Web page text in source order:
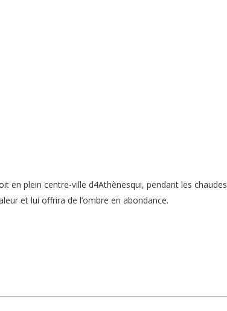
en plein centre-ville d4Athènesqui, pendant les chaudes
et lui offrira de l’ombre en abondance.